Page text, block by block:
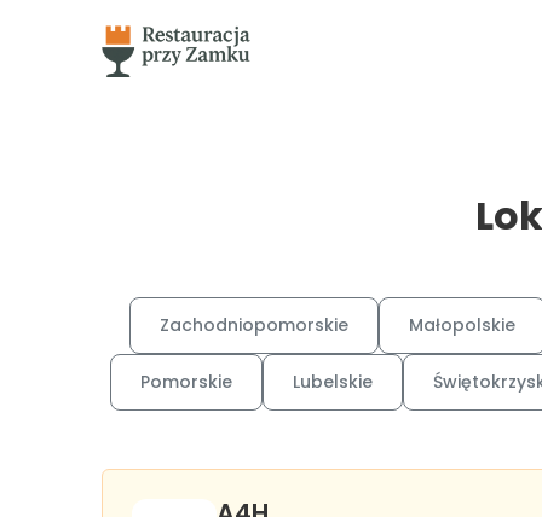
Zachodniopomorskie Małopolskie
Pomorskie Lubelskie